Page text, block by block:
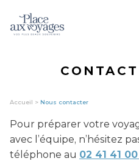
Accueil > Nous contacter
Pour préparer votre
avec l’équipe, n’hésitez
téléphone au 02 41 41